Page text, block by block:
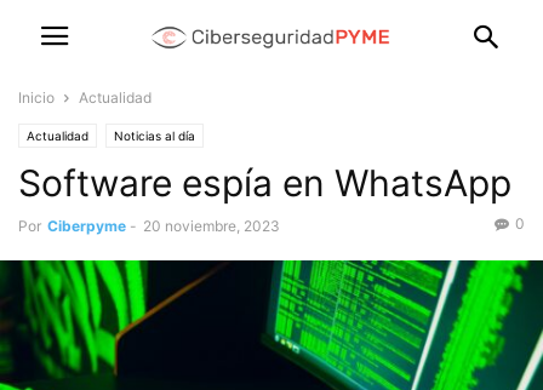
Inicio Actualidad
Actualidad Noticias al día
Software espía en WhatsApp
Por Ciberpyme - 20 noviembre, 2023 0